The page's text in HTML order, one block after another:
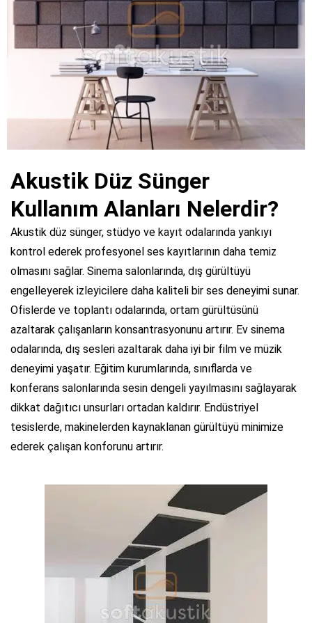
Akustik Düz Sünger
Kullanım Alanları Nelerdir?
Akustik düz sünger, stüdyo ve kayıt odalarında yankıyı
kontrol ederek profesyonel ses kayıtlarının daha temiz
olmasını sağlar. Sinema salonlarında, dış gürültüyü
engelleyerek izleyicilere daha kaliteli bir ses deneyimi sunar.
Ofislerde ve toplantı odalarında, ortam gürültüsünü
azaltarak çalışanların konsantrasyonunu artırır. Ev sinema
odalarında, dış sesleri azaltarak daha iyi bir film ve müzik
deneyimi yaşatır. Eğitim kurumlarında, sınıflarda ve
konferans salonlarında sesin dengeli yayılmasını sağlayarak
dikkat dağıtıcı unsurları ortadan kaldırır. Endüstriyel
tesislerde, makinelerden kaynaklanan gürültüyü minimize
ederek çalışan konforunu artırır.